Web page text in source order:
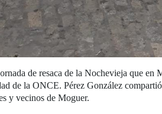
de resaca de la Nochevieja que en
de la ONCE. Pérez González
y vecinos de Moguer.